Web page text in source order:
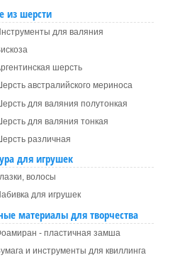
из шерсти
для валяния
шерсть
австралийского мериноса
для валяния полутонкая
для валяния тонкая
различная
для игрушек
волосы
для игрушек
материалы для творчества
- пластичная замша
и инструменты для квиллинга